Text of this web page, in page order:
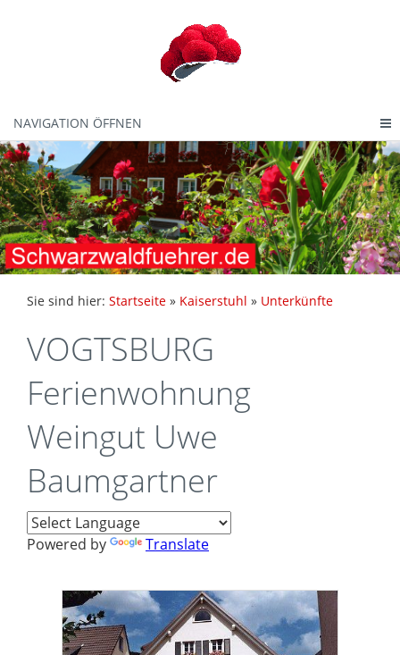
NAVIGATION ÖFFNEN
Sie sind hier: Startseite » Kaiserstuhl » Unterkünfte
VOGTSBURG
Ferienwohnung
Weingut Uwe
Baumgartner
Powered by Translate